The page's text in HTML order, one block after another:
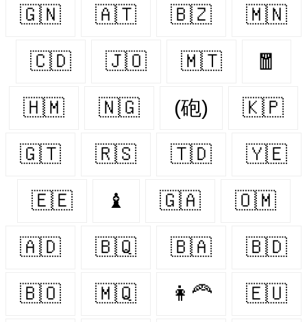
🇬🇳 🇦🇹 🇧🇿 🇲🇳
🇨🇩 🇯🇴 🇲🇹 🧧
🇭🇲 🇳🇬 (砲) 🇰🇵
🇬🇹 🇷🇸 🇹🇩 🇾🇪
🇪🇪 ♝ 🇬🇦 🇴🇲
🇦🇩 🇧🇶 🇧🇦 🇧🇩
🇧🇴 🇲🇶 👩‍🦰 🇪🇺